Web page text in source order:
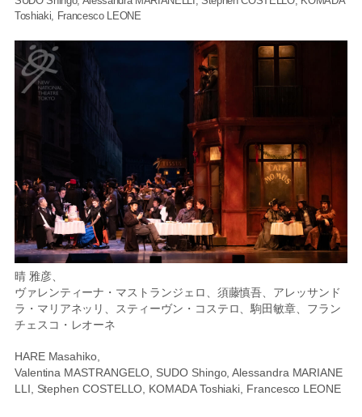
Toshiaki, Francesco LEONE
晴 雅彦、
ヴァレンティーナ・マストランジェロ、須藤慎吾、アレッサンド
ラ・マリアネッリ、スティーヴン・コステロ、駒田敏章、フラン
チェスコ・レオーネ
HARE Masahiko,
Valentina MASTRANGELO, SUDO Shingo, Alessandra MARIANE
LLI, Stephen COSTELLO, KOMADA Toshiaki, Francesco LEONE